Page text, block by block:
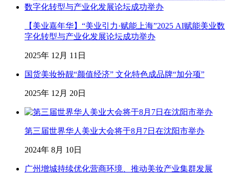
【美业嘉年华】“美业引力·赋能上海”2025 AI赋能美业数
字化转型与产业化发展论坛成功举办
2025年 12月 11日
国货美妆扮靓“颜值经济” 文化特色成品牌“加分项”
2025年 12月 20日
第三届世界华人美业大会将于8月7日在沈阳市举办
2024年 8月 10日
广州增城持续优化营商环境、推动美妆产业集群发展